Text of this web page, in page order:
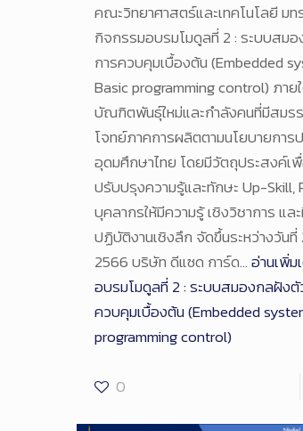
คณะวิทยาศาสตร์และเทคโนโลยี ม
กิจกรรมอบรมโมดูลที่ 2 : ระบบสม
การควบคุมเบื้องต้น (Embedded
Basic programming control) ภาย
บัณฑิตพันธุ์ใหม่และกำลังคนที่มีสมร
โจทย์ภาคการผลิตตามนโยบายการ
อุดมศึกษาไทย โดยมีวัตถุประสงค์เ
ปรับปรุงความรู้และทักษะ Up-Skill,
บุคลากรให้มีความรู้ เชิงวิชาการ แล
ปฏิบัติงานเชิงลึก จัดขึ้นระหว่างวัน
2566 บริษัท ดีแซด การ์ด…อ่านเพิ่ม
อบรมโมดูลที่ 2 : ระบบสมองกลฝังตั
ควบคุมเบื้องต้น (Embedded
programming control)
0